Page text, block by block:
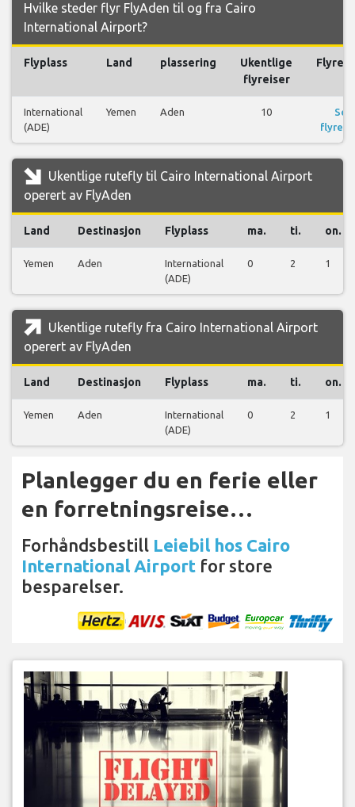
Hvilke steder flyr FlyAden til og fra Cairo
International Airport?
Flyplass Land plassering
Ukentlige
flyreiser
International
(ADE)
Yemen Aden 10
Se
Ukentlige rutefly til Cairo International Airport
operert av FlyAden
Land Destinasjon Flyplass ma. ti. on.
Yemen Aden
International
(ADE)
0 2 1
Ukentlige rutefly fra Cairo International Airport
operert av FlyAden
Land Destinasjon Flyplass ma. ti. on.
Yemen Aden
International
(ADE)
0 2 1
Planlegger du en ferie eller
en forretningsreise…
Forhåndsbestill Leiebil hos Cairo
International Airport for store
besparelser.